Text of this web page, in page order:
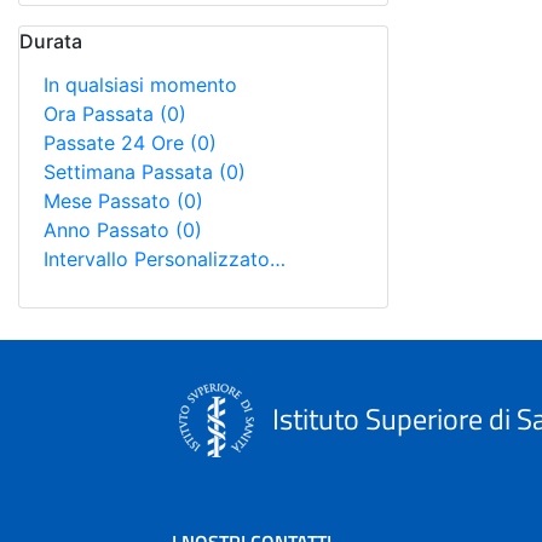
Durata
In qualsiasi momento
Ora Passata (0)
Passate 24 Ore (0)
Settimana Passata (0)
Mese Passato (0)
Anno Passato (0)
Intervallo Personalizzato…
Istituto Superiore di